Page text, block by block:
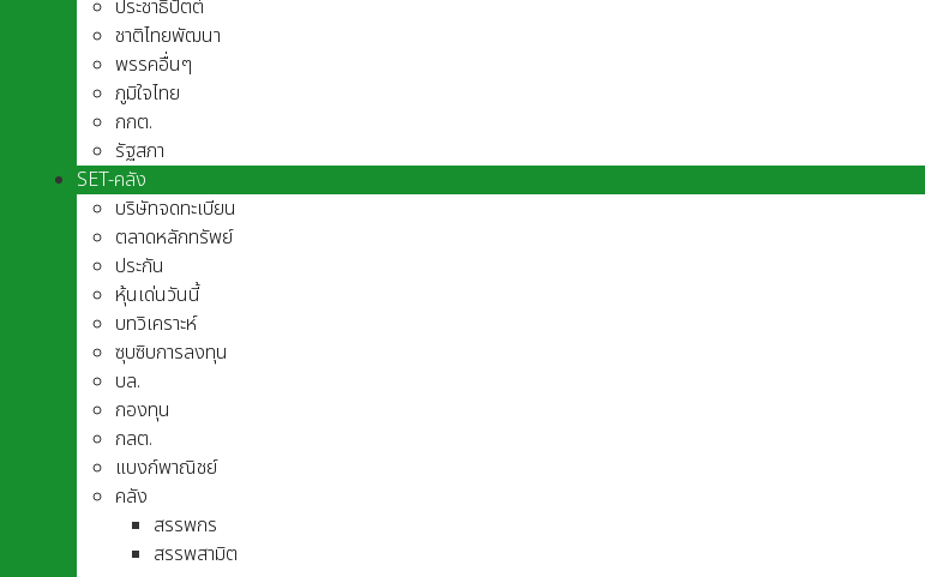
ประชาธิปัตต์
ชาติไทยพัฒนา
พรรคอื่นๆ
ภูมิใจไทย
กกต.
รัฐสภา
SET-คลัง
บริษัทจดทะเบียน
ตลาดหลักทรัพย์
ประกัน
หุ้นเด่นวันนี้
บทวิเคราะห์
ซุบซิบการลงทุน
บล.
กองทุน
กลต.
แบงก์พาณิชย์
คลัง
สรรพกร
สรรพสามิต